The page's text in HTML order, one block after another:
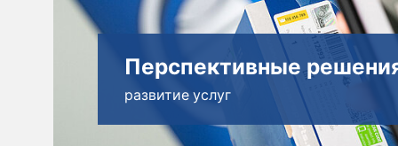
Перспективные
развитие услуг